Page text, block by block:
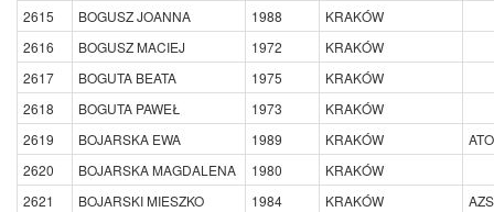
2615
BOGUSZ JOANNA 1988
KRAKÓW
2616
BOGUSZ MACIEJ 1972
KRAKÓW
2617
BOGUTA BEATA 1975
KRAKÓW
2618
BOGUTA PAWEŁ 1973
KRAKÓW
2619
BOJARSKA EWA 1989 KRAKÓW
2620
BOJARSKA MAGDALENA 1980
KRAKÓW
2621
BOJARSKI MIESZKO 1984 KRAKÓW